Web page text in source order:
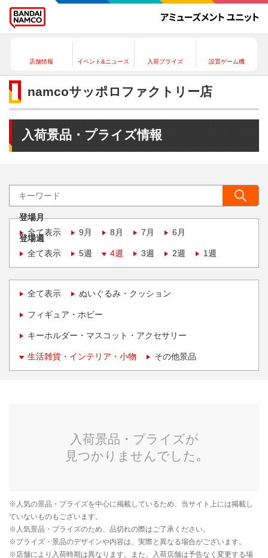
店舗情報 イベント&ニュース 入荷プライズ 設置ゲーム機
namcoサッポロファクトリー店
入荷景品・プライズ情報
登場月
全て表示
9月 8月 7月 6月
登場週
全て表示
5週 4週 3週 2週 1週
全て表示 ぬいぐるみ・クッション
フィギュア・ホビー
キーホルダー・マスコット・アクセサリー
生活雑貨・インテリア・小物 その他景品